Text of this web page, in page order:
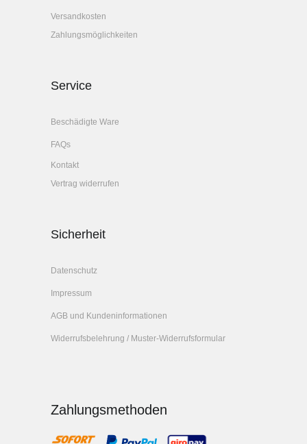
Versandkosten
Zahlungsmöglichkeiten
Service
Beschädigte Ware
FAQs
Kontakt
Vertrag widerrufen
Sicherheit
Datenschutz
Impressum
AGB und Kundeninformationen
Widerrufsbelehrung / Muster-Widerrufsformular
Zahlungsmethoden